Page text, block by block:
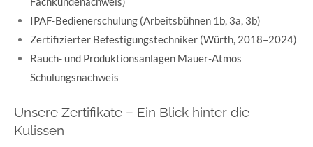
IPAF-Bedienerschulung (Arbeitsbühnen 1b, 3a, 3b)
Zertifizierter Befestigungstechniker (Würth, 2018–2024)
Rauch- und Produktionsanlagen Mauer-Atmos
Schulungsnachweis
Unsere Zertifikate – Ein Blick hinter die
Kulissen